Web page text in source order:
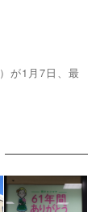
が1月7日、最